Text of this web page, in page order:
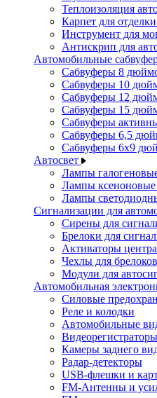
Теплоизоляция
Карпет для
Инструмент для
Антискрип для
Автомобильные
Сабвуферы 8
Сабвуферы 10
Сабвуферы 12
Сабвуферы 15
Сабвуферы
Сабвуферы 6,5
Сабвуферы 6x9
Автосвет
Лампы
Лампы ксеноновые
Лампы
Сигнализации для
Сирены для
Брелоки для
Активаторы
Чехлы для
Модули для
Автомобильная
Силовые
Реле и колодки
Автомобильные
Камеры заднего
Радар-детекторы
USB-флешки и
FM-Антенны и